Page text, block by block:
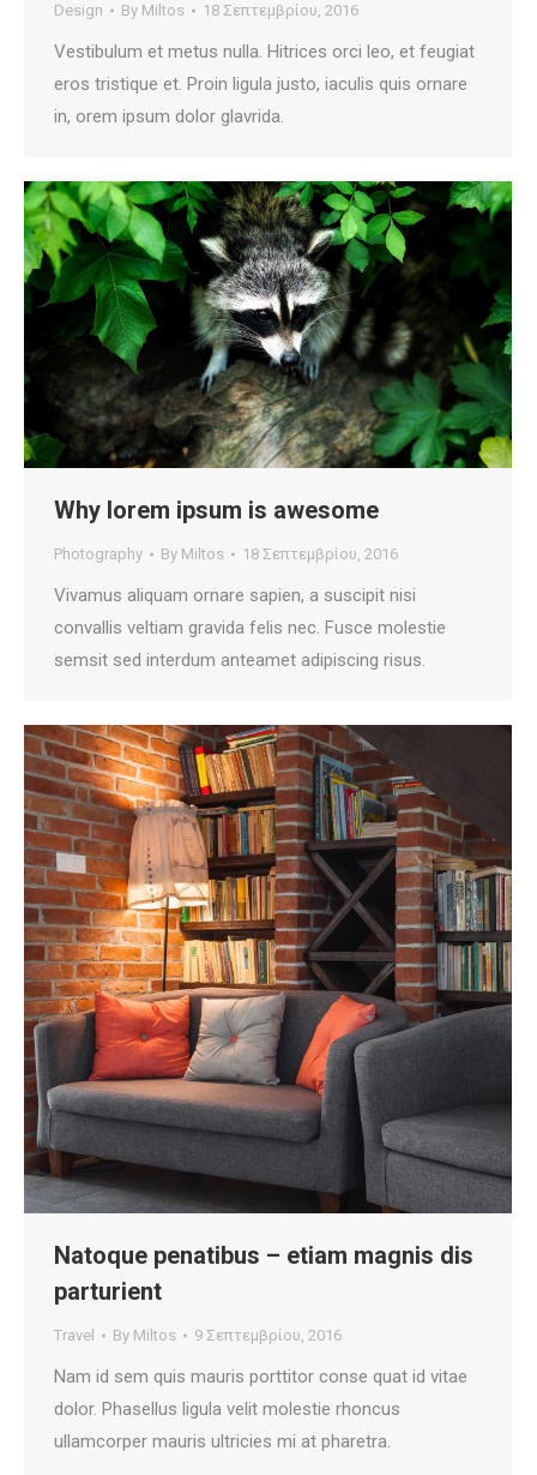
Design By Miltos 18 Σεπτεμβρίου, 2016
Vestibulum et metus nulla. Hitrices orci leo, et feugiat
eros tristique et. Proin ligula justo, iaculis quis ornare
in, orem ipsum dolor glavrida.
Why lorem ipsum is awesome
Photography By Miltos 18 Σεπτεμβρίου, 2016
Vivamus aliquam ornare sapien, a suscipit nisi
convallis veltiam gravida felis nec. Fusce molestie
semsit sed interdum anteamet adipiscing risus.
Natoque penatibus – etiam magnis dis
parturient
Travel By Miltos 9 Σεπτεμβρίου, 2016
Nam id sem quis mauris porttitor conse quat id vitae
dolor. Phasellus ligula velit molestie rhoncus
ullamcorper mauris ultricies mi at pharetra.